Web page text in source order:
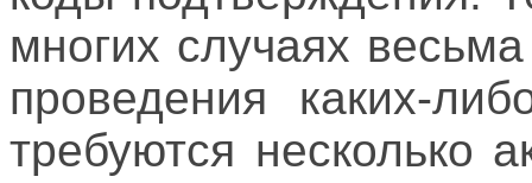
многих случаях
проведения каких-
требуются несколько